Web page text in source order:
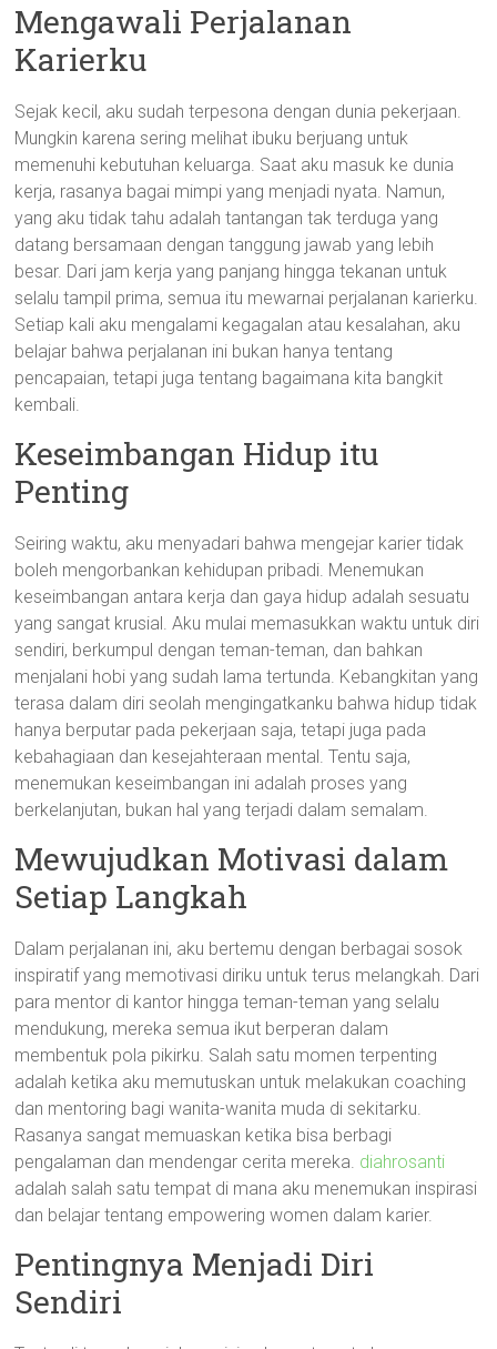
Mengawali Perjalanan
Karierku
Sejak kecil, aku sudah terpesona dengan dunia pekerjaan.
Mungkin karena sering melihat ibuku berjuang untuk
memenuhi kebutuhan keluarga. Saat aku masuk ke dunia
kerja, rasanya bagai mimpi yang menjadi nyata. Namun,
yang aku tidak tahu adalah tantangan tak terduga yang
datang bersamaan dengan tanggung jawab yang lebih
besar. Dari jam kerja yang panjang hingga tekanan untuk
selalu tampil prima, semua itu mewarnai perjalanan karierku.
Setiap kali aku mengalami kegagalan atau kesalahan, aku
belajar bahwa perjalanan ini bukan hanya tentang
pencapaian, tetapi juga tentang bagaimana kita bangkit
kembali.
Keseimbangan Hidup itu
Penting
Seiring waktu, aku menyadari bahwa mengejar karier tidak
boleh mengorbankan kehidupan pribadi. Menemukan
keseimbangan antara kerja dan gaya hidup adalah sesuatu
yang sangat krusial. Aku mulai memasukkan waktu untuk diri
sendiri, berkumpul dengan teman-teman, dan bahkan
menjalani hobi yang sudah lama tertunda. Kebangkitan yang
terasa dalam diri seolah mengingatkanku bahwa hidup tidak
hanya berputar pada pekerjaan saja, tetapi juga pada
kebahagiaan dan kesejahteraan mental. Tentu saja,
menemukan keseimbangan ini adalah proses yang
berkelanjutan, bukan hal yang terjadi dalam semalam.
Mewujudkan Motivasi dalam
Setiap Langkah
Dalam perjalanan ini, aku bertemu dengan berbagai sosok
inspiratif yang memotivasi diriku untuk terus melangkah. Dari
para mentor di kantor hingga teman-teman yang selalu
mendukung, mereka semua ikut berperan dalam
membentuk pola pikirku. Salah satu momen terpenting
adalah ketika aku memutuskan untuk melakukan coaching
dan mentoring bagi wanita-wanita muda di sekitarku.
Rasanya sangat memuaskan ketika bisa berbagi
pengalaman dan mendengar cerita mereka. diahrosanti
adalah salah satu tempat di mana aku menemukan inspirasi
dan belajar tentang empowering women dalam karier.
Pentingnya Menjadi Diri
Sendiri